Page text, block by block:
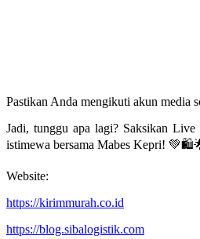
Pastikan Anda mengikuti akun media
Jadi, tunggu apa lagi? Saksikan
istimewa bersama Mabes Kepri!
Website:
https://kirimmurah.co.id
https://blog.sibalogistik.com